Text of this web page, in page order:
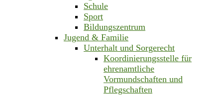
Schule
Sport
Bildungszentrum
Jugend & Familie
Unterhalt und Sorgerecht
Koordinierungsstelle für
ehrenamtliche
Vormundschaften und
Pflegschaften